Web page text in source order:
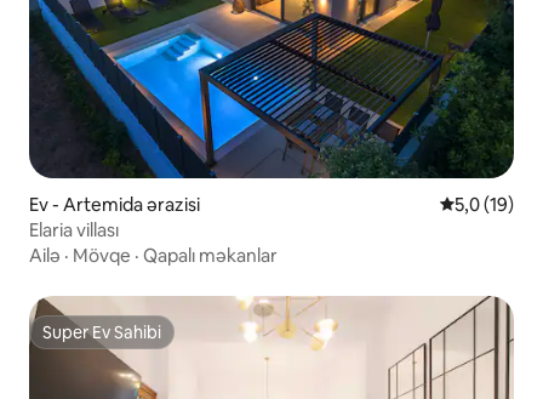
Ev - Artemida ərazisi Ortalama
5,0 (19)
Εlaria villası
Ailə · Mövqe · Qapalı məkanlar
Super Ev Sahibi
Super Ev Sahibi